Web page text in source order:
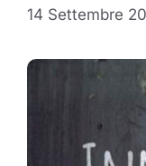
14 Settembre